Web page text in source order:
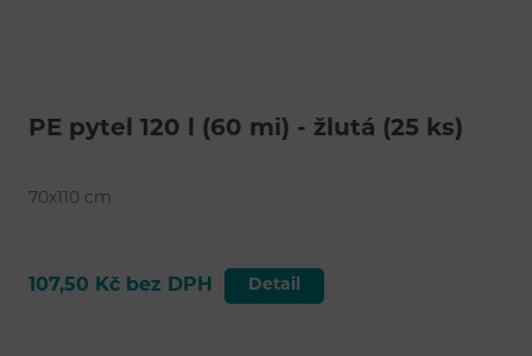
PE pytel 120 l (60 mi) - žlutá (25 ks)
70x110 cm
107,50 Kč bez DPH Detail